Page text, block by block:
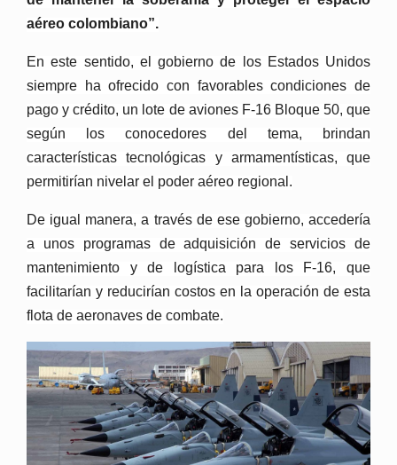
aéreo colombiano”.
En este sentido, el gobierno de los Estados Unidos
siempre ha ofrecido con favorables condiciones de
pago y crédito, un lote de aviones F-16 Bloque 50, que
según los conocedores del tema, brindan
características tecnológicas y armamentísticas, que
permitirían nivelar el poder aéreo regional.
De igual manera, a través de ese gobierno, accedería
a unos programas de adquisición de servicios de
mantenimiento y de logística para los F-16, que
facilitarían y reducirían costos en la operación de esta
flota de aeronaves de combate.